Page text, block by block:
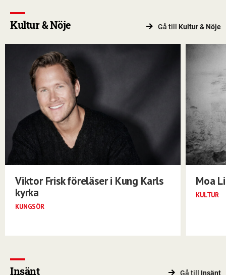
Kultur & Nöje Gå till Kultur & Nöje
Viktor Frisk föreläser i Kung Karls
kyrka
KUNGSÖR
Moa
KULTUR
Insänt Gå till Insänt